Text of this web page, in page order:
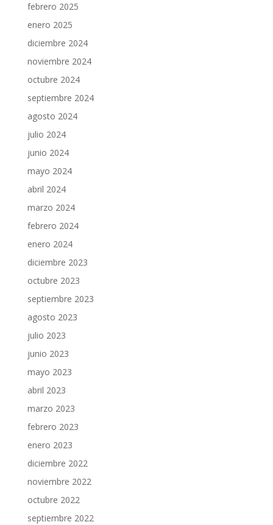
febrero 2025
enero 2025
diciembre 2024
noviembre 2024
octubre 2024
septiembre 2024
agosto 2024
julio 2024
junio 2024
mayo 2024
abril 2024
marzo 2024
febrero 2024
enero 2024
diciembre 2023
octubre 2023
septiembre 2023
agosto 2023
julio 2023
junio 2023
mayo 2023
abril 2023
marzo 2023
febrero 2023
enero 2023
diciembre 2022
noviembre 2022
octubre 2022
septiembre 2022